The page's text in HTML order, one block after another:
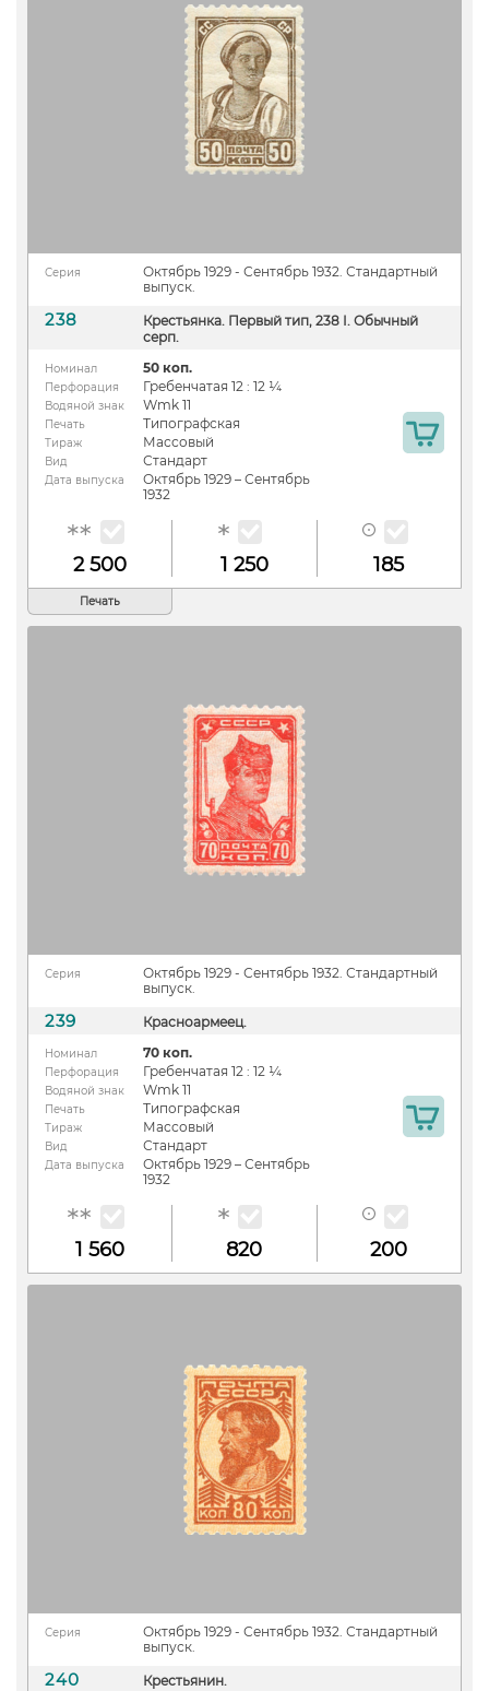
Серия
Октябрь 1929 - Сентябрь 1932. Стандартный
выпуск.
238
Крестьянка. Первый тип, 238 I. Обычный
серп.
Номинал 50 коп.
Перфорация Гребенчатая 12 : 12 ¼
Водяной знак Wmk 11
Печать Типографская
Тираж Массовый
Вид Стандарт
Дата выпуска
Октябрь 1929 – Сентябрь
1932
2 500 1 250 185
Печать
Серия
Октябрь 1929 - Сентябрь 1932. Стандартный
выпуск.
239 Красноармеец.
Номинал 70 коп.
Перфорация Гребенчатая 12 : 12 ¼
Водяной знак Wmk 11
Печать Типографская
Тираж Массовый
Вид Стандарт
Дата выпуска
Октябрь 1929 – Сентябрь
1932
1 560 820 200
Серия
Октябрь 1929 - Сентябрь 1932. Стандартный
выпуск.
240 Крестьянин.